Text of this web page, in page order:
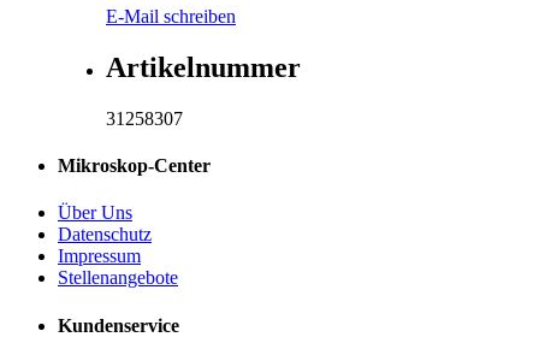
E-Mail schreiben
Artikelnummer
31258307
Mikroskop-Center
Über Uns
Datenschutz
Impressum
Stellenangebote
Kundenservice